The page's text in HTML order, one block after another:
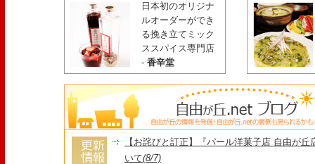
日本初のオリジナ
ルオーダーができ
る挽き立てミック
ススパイス専門店
- 香辛堂
【お詫びと訂正】『パール洋菓子店 自由が
いて(8/7)